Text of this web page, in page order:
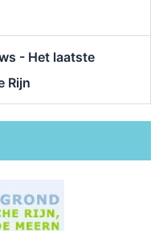
- Het laatste
Rijn